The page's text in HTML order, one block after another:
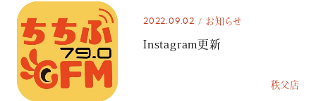
2022.09.02 お知らせ
Instagram更新
秩父店